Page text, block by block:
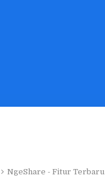
NgeShare - Fitur